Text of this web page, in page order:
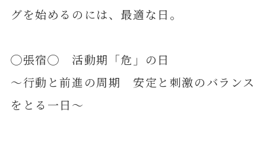
グを始めるのには、最適な日。
◯張宿◯ 活動期「危」の日
～行動と前進の周期 安定と刺激のバランス
をとる一日～